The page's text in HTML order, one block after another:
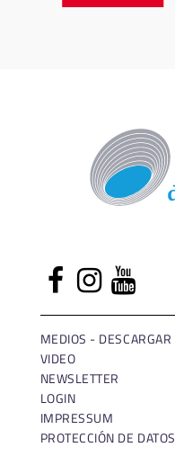
MEDIOS - DESCARGAR
VIDEO
NEWSLETTER
LOGIN
IMPRESSUM
PROTECCIÓN DE DATOS